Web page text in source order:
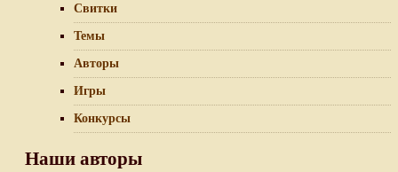
Свитки
Темы
Авторы
Игры
Конкурсы
Наши авторы